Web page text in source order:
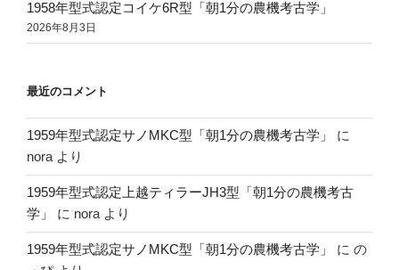
1958年型式認定コイケ6R型「朝1分の農機考古学」
2026年8月3日
最近のコメント
1959年型式認定サノMKC型「朝1分の農機考古学」
に
nora より
1959年型式認定上越ティラーJH3型「朝1分の農機考古
学」
に nora より
1959年型式認定サノMKC型「朝1分の農機考古学」 に の